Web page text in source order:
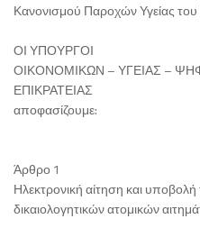
Κανονισμού Παροχών Υγείας
ΟΙ ΥΠΟΥΡΓΟΙ
ΟΙΚΟΝΟΜΙΚΩΝ – ΥΓΕΙΑΣ –
ΕΠΙΚΡΑΤΕΙΑΣ
αποφασίζουμε:
Άρθρο 1
Ηλεκτρονική αίτηση και
δικαιολογητικών ατομικών